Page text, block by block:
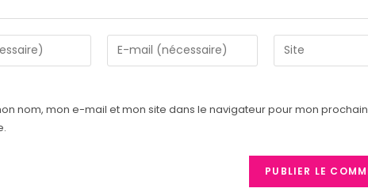
Enter
your
address
Saisir
l’URL
nom, mon e-mail et mon site dans le navigateur pour mon prochain